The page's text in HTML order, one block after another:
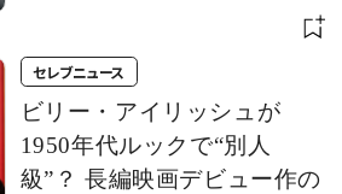
て、プライバシーを守り抜
セレブニュース
ビリー・アイリッシュが
1950年代ルックで“別人
級”？ 長編映画デビュー作の